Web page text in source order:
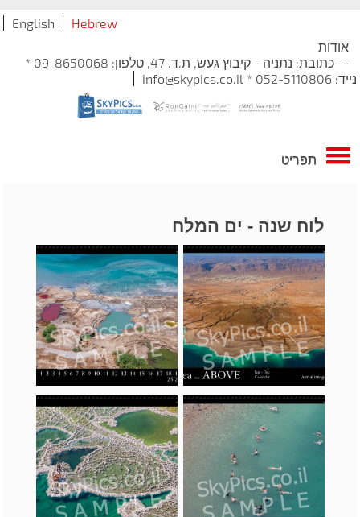
Hebrew
English
אודות
-- כתובת: נתניה - קיבוץ געש, ת.ד. 47, טלפון: 09-8650068 *
נייד: 052-5110806 * info@skypics.co.il
תפריט
לוח שנה - ים המלח